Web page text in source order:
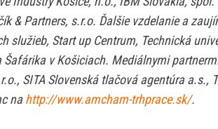
& Partners, s.r.o. Ďalšie vzdelanie a
služieb, Start up Centrum, Technická
Šafárika v Košiciach. Mediálnymi
SITA Slovenská tlačová agentúra a.s.,
nahttp://www.amcham-trhprace.sk/.